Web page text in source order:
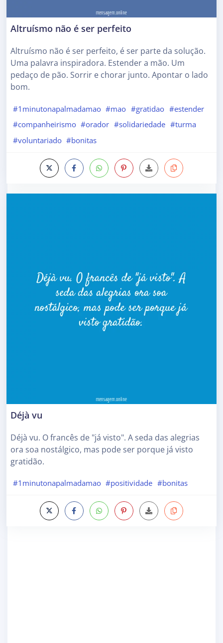
Altruísmo não é ser perfeito
Altruísmo não é ser perfeito, é ser parte da solução.
Uma palavra inspiradora. Estender a mão. Um
pedaço de pão. Sorrir e chorar junto. Apontar o lado
bom.
#1minutonapalmadamao #mao #gratidao #estender
#companheirismo #orador #solidariedade #turma
#voluntariado #bonitas
Déjà vu
Déjà vu. O francês de "já visto". A seda das alegrias
ora soa nostálgico, mas pode ser porque já visto
gratidão.
#1minutonapalmadamao #positividade #bonitas